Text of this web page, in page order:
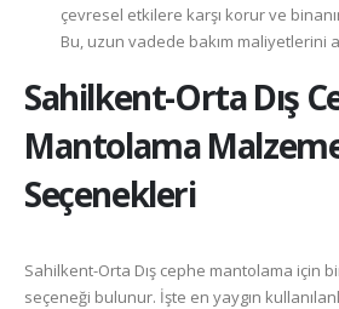
çevresel etkilere karşı korur ve binanın
Bu, uzun vadede bakım maliyetlerini
Sahilkent-OrtaDış
Mantolama
Seçenekleri
Sahilkent-Orta Dış cephe mantolama için
seçeneği bulunur. İşte en yaygın